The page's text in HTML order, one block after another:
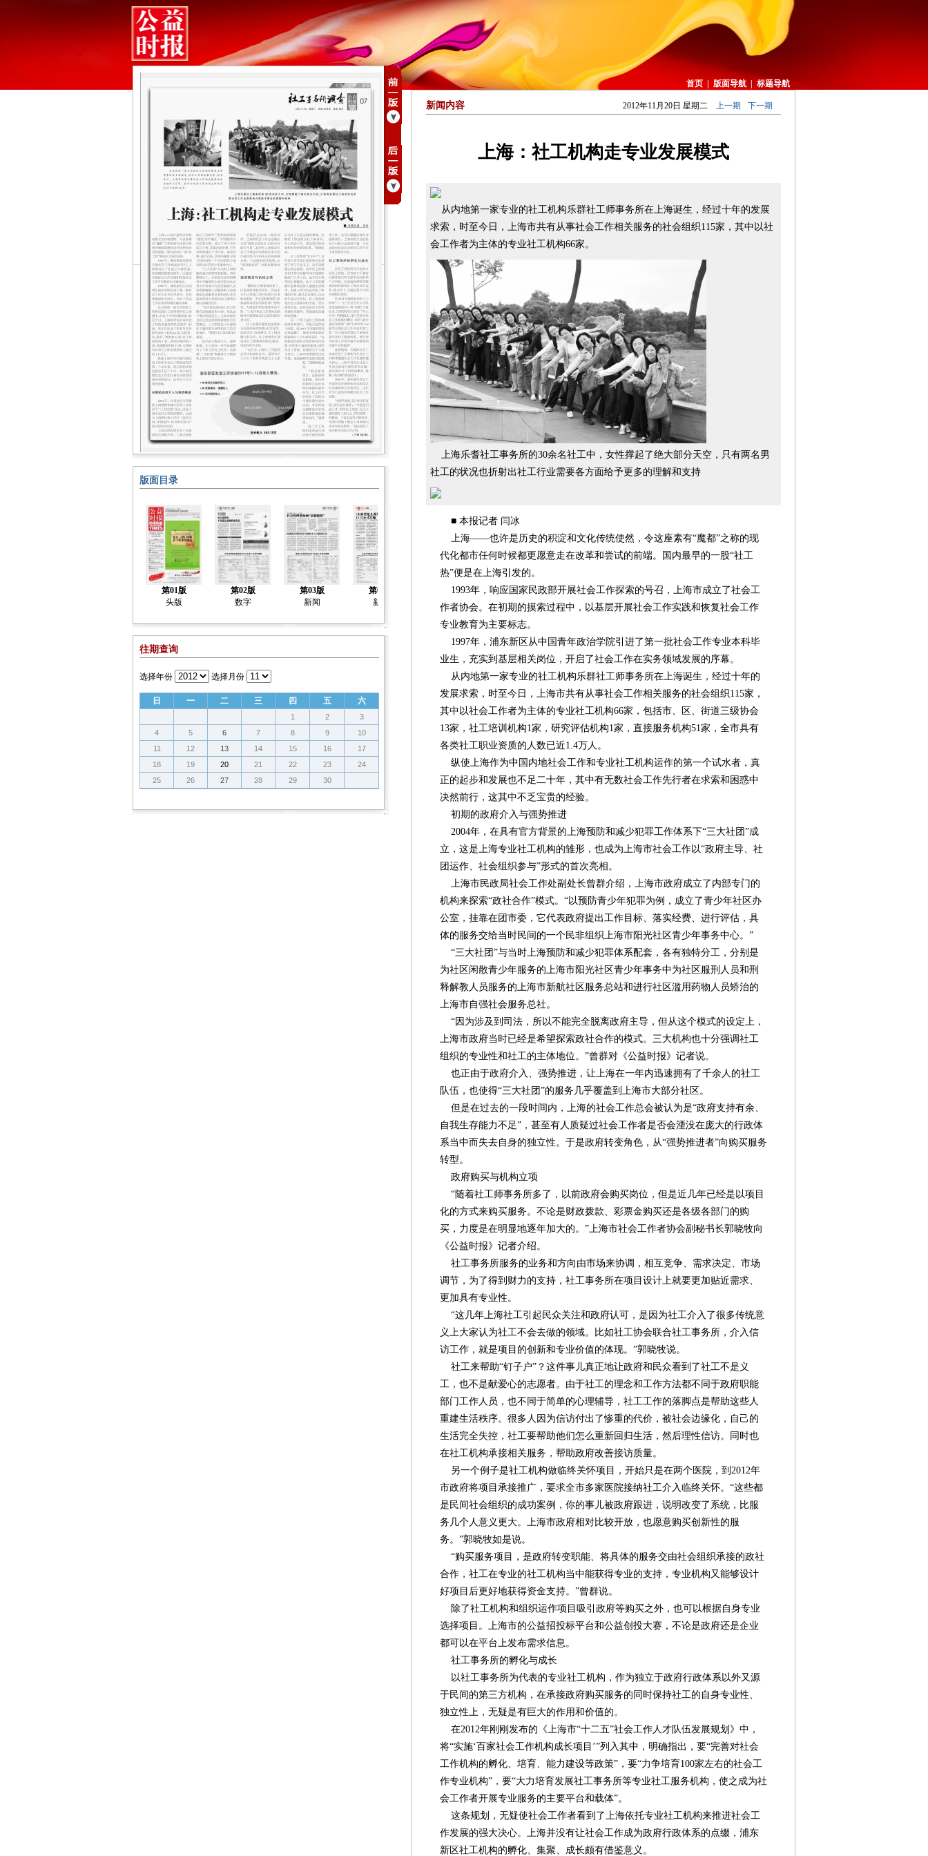
首页 版面导航 标题导航
版面目录
第01版
头版
第02版
数字
第03版
新闻
第04版
新闻
第05版
社工事各所调
查
第06版
社工事各所调
查
第07版
社工事各所调
查
第08版
社工事各所调
查
第09版
社工事各所调
查
往期查询
选择年份 选择月份
日 一 二 三 四 五 六
1 2
3
4
5 6 7 8 9
10
11
12 13 14 15 16
17
18
19 20 21 22 23
24
25
26 27 28 29 30
新闻内容 2012年11月20日 星期二 上一期 下一期
上海：社工机构走专业发展模式
从内地第一家专业的社工机构乐群社工师事务所在上海诞生，经过十年的发展
求索，时至今日，上海市共有从事社会工作相关服务的社会组织115家，其中以社
会工作者为主体的专业社工机构66家。
上海乐耆社工事务所的30余名社工中，女性撑起了绝大部分天空，只有两名男
社工的状况也折射出社工行业需要各方面给予更多的理解和支持
■ 本报记者 闫冰
上海——也许是历史的积淀和文化传统使然，令这座素有“魔都”之称的现
代化都市任何时候都更愿意走在改革和尝试的前端。国内最早的一股“社工
热”便是在上海引发的。
1993年，响应国家民政部开展社会工作探索的号召，上海市成立了社会工
作者协会。在初期的摸索过程中，以基层开展社会工作实践和恢复社会工作
专业教育为主要标志。
1997年，浦东新区从中国青年政治学院引进了第一批社会工作专业本科毕
业生，充实到基层相关岗位，开启了社会工作在实务领域发展的序幕。
从内地第一家专业的社工机构乐群社工师事务所在上海诞生，经过十年的
发展求索，时至今日，上海市共有从事社会工作相关服务的社会组织115家，
其中以社会工作者为主体的专业社工机构66家，包括市、区、街道三级协会
13家，社工培训机构1家，研究评估机构1家，直接服务机构51家，全市具有
各类社工职业资质的人数已近1.4万人。
纵使上海作为中国内地社会工作和专业社工机构运作的第一个试水者，真
正的起步和发展也不足二十年，其中有无数社会工作先行者在求索和困惑中
决然前行，这其中不乏宝贵的经验。
初期的政府介入与强势推进
2004年，在具有官方背景的上海预防和减少犯罪工作体系下“三大社团”成
立，这是上海专业社工机构的雏形，也成为上海市社会工作以“政府主导、社
团运作、社会组织参与”形式的首次亮相。
上海市民政局社会工作处副处长曾群介绍，上海市政府成立了内部专门的
机构来探索“政社合作”模式。“以预防青少年犯罪为例，成立了青少年社区办
公室，挂靠在团市委，它代表政府提出工作目标、落实经费、进行评估，具
体的服务交给当时民间的一个民非组织上海市阳光社区青少年事务中心。”
“三大社团”与当时上海预防和减少犯罪体系配套，各有独特分工，分别是
为社区闲散青少年服务的上海市阳光社区青少年事务中为社区服刑人员和刑
释解教人员服务的上海市新航社区服务总站和进行社区滥用药物人员矫治的
上海市自强社会服务总社。
“因为涉及到司法，所以不能完全脱离政府主导，但从这个模式的设定上，
上海市政府当时已经是希望探索政社合作的模式。三大机构也十分强调社工
组织的专业性和社工的主体地位。”曾群对《公益时报》记者说。
也正由于政府介入、强势推进，让上海在一年内迅速拥有了千余人的社工
队伍，也使得“三大社团”的服务几乎覆盖到上海市大部分社区。
但是在过去的一段时间内，上海的社会工作总会被认为是“政府支持有余、
自我生存能力不足”，甚至有人质疑过社会工作者是否会湮没在庞大的行政体
系当中而失去自身的独立性。于是政府转变角色，从“强势推进者”向购买服务
转型。
政府购买与机构立项
“随着社工师事务所多了，以前政府会购买岗位，但是近几年已经是以项目
化的方式来购买服务。不论是财政拨款、彩票金购买还是各级各部门的购
买，力度是在明显地逐年加大的。”上海市社会工作者协会副秘书长郭晓牧向
《公益时报》记者介绍。
社工事务所服务的业务和方向由市场来协调，相互竞争、需求决定、市场
调节，为了得到财力的支持，社工事务所在项目设计上就要更加贴近需求、
更加具有专业性。
“这几年上海社工引起民众关注和政府认可，是因为社工介入了很多传统意
义上大家认为社工不会去做的领域。比如社工协会联合社工事务所，介入信
访工作，就是项目的创新和专业价值的体现。”郭晓牧说。
社工来帮助“钉子户”？这件事儿真正地让政府和民众看到了社工不是义
工，也不是献爱心的志愿者。由于社工的理念和工作方法都不同于政府职能
部门工作人员，也不同于简单的心理辅导，社工工作的落脚点是帮助这些人
重建生活秩序。很多人因为信访付出了惨重的代价，被社会边缘化，自己的
生活完全失控，社工要帮助他们怎么重新回归生活，然后理性信访。同时也
在社工机构承接相关服务，帮助政府改善接访质量。
另一个例子是社工机构做临终关怀项目，开始只是在两个医院，到2012年
市政府将项目承接推广，要求全市多家医院接纳社工介入临终关怀。“这些都
是民间社会组织的成功案例，你的事儿被政府跟进，说明改变了系统，比服
务几个人意义更大。上海市政府相对比较开放，也愿意购买创新性的服
务。”郭晓牧如是说。
“购买服务项目，是政府转变职能、将具体的服务交由社会组织承接的政社
合作，社工在专业的社工机构当中能获得专业的支持，专业机构又能够设计
好项目后更好地获得资金支持。”曾群说。
除了社工机构和组织运作项目吸引政府等购买之外，也可以根据自身专业
选择项目。上海市的公益招投标平台和公益创投大赛，不论是政府还是企业
都可以在平台上发布需求信息。
社工事务所的孵化与成长
以社工事务所为代表的专业社工机构，作为独立于政府行政体系以外又源
于民间的第三方机构，在承接政府购买服务的同时保持社工的自身专业性、
独立性上，无疑是有巨大的作用和价值的。
在2012年刚刚发布的《上海市“十二五”社会工作人才队伍发展规划》中，
将“实施‘百家社会工作机构成长项目’”列入其中，明确指出，要“完善对社会
工作机构的孵化、培育、能力建设等政策”，要“力争培育100家左右的社会工
作专业机构”，要“大力培育发展社工事务所等专业社工服务机构，使之成为社
会工作者开展专业服务的主要平台和载体”。
这条规划，无疑使社会工作者看到了上海依托专业社工机构来推进社会工
作发展的强大决心。上海并没有让社会工作成为政府行政体系的点缀，浦东
新区社工机构的孵化、集聚、成长颇有借鉴意义。